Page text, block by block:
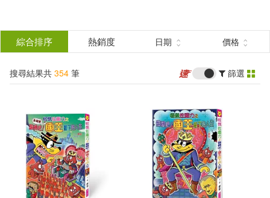
結
分類 (單選)
所有商品(354) 圖書(238)
影音(5) 雜誌(9)
設計文具(1) 電子書(101)
作者 (可複選)
綜合排序 熱銷度 日期 價格
搜尋結果共 354 筆 篩選